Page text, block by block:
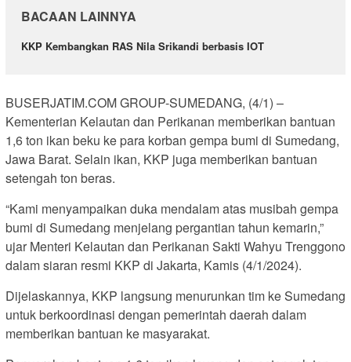
BACAAN LAINNYA
KKP Kembangkan RAS Nila Srikandi berbasis IOT
BUSERJATIM.COM GROUP-SUMEDANG, (4/1) –
Kementerian Kelautan dan Perikanan memberikan bantuan
1,6 ton ikan beku ke para korban gempa bumi di Sumedang,
Jawa Barat. Selain ikan, KKP juga memberikan bantuan
setengah ton beras.
“Kami menyampaikan duka mendalam atas musibah gempa
bumi di Sumedang menjelang pergantian tahun kemarin,”
ujar Menteri Kelautan dan Perikanan Sakti Wahyu Trenggono
dalam siaran resmi KKP di Jakarta, Kamis (4/1/2024).
Dijelaskannya, KKP langsung menurunkan tim ke Sumedang
untuk berkoordinasi dengan pemerintah daerah dalam
memberikan bantuan ke masyarakat.